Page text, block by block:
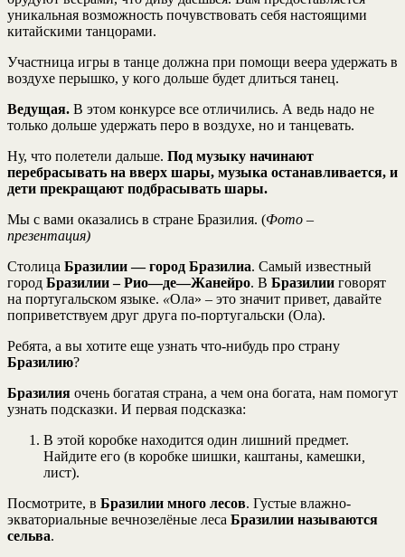
уникальная возможность почувствовать себя настоящими
китайскими танцорами.
Участница игры в танце должна при помощи веера удержать в
воздухе перышко, у кого дольше будет длиться танец.
Ведущая. В этом конкурсе все отличились. А ведь надо не
только дольше удержать перо в воздухе, но и танцевать.
Ну, что полетели дальше. Под музыку начинают
перебрасывать на вверх шары, музыка останавливается, и
дети прекращают подбрасывать шары.
Мы с вами оказались в стране Бразилия. (Фото –
презентация)
Столица Бразилии—город Бразилиа. Самый известный
город Бразилии–Рио—де—Жанейро. В Бразилии говорят
на португальском языке. «Ола» – это значит привет, давайте
поприветствуем друг друга по-португальски (Ола).
Ребята, а вы хотите еще узнать что-нибудь про страну
Бразилию?
Бразилия очень богатая страна, а чем она богата, нам помогут
узнать подсказки. И первая подсказка:
В этой коробке находится один лишний предмет.
Найдите его (в коробке шишки каштаны камешки
лист).
Посмотрите, в Бразилии много лесов. Густые влажно-
экваториальные вечнозелёные леса Бразилии называются
сельва.